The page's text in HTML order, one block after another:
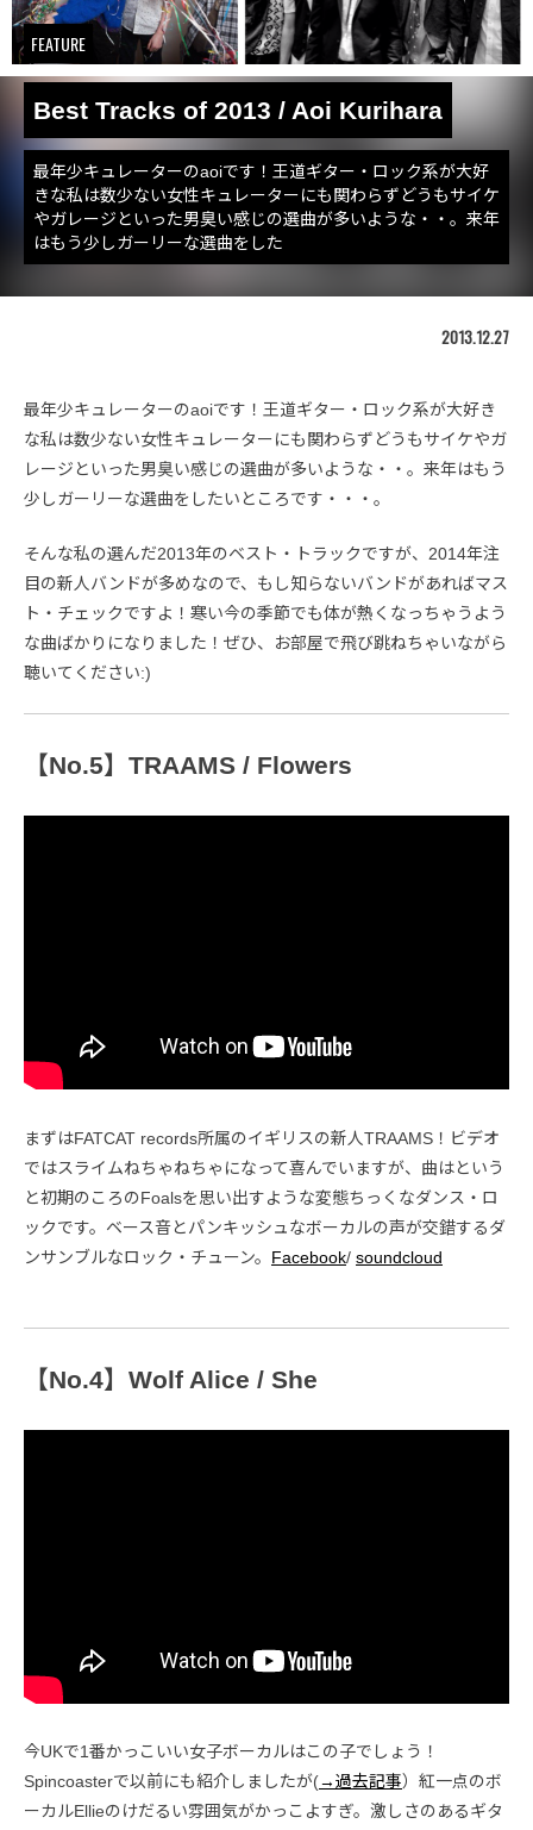
FEATURE
Best Tracks of 2013 / Aoi Kurihara
最年少キュレーターのaoiです！王道ギター・ロック系が大好
きな私は数少ない女性キュレーターにも関わらずどうもサイケ
やガレージといった男臭い感じの選曲が多いような・・。来年
はもう少しガーリーな選曲をした
2013.12.27
最年少キュレーターのaoiです！王道ギター・ロック系が大好き
な私は数少ない女性キュレーターにも関わらずどうもサイケやガ
レージといった男臭い感じの選曲が多いような・・。来年はもう
少しガーリーな選曲をしたいところです・・・。
そんな私の選んだ2013年のベスト・トラックですが、2014年注
目の新人バンドが多めなので、もし知らないバンドがあればマス
ト・チェックですよ！寒い今の季節でも体が熱くなっちゃうよう
な曲ばかりになりました！ぜひ、お部屋で飛び跳ねちゃいながら
聴いてください:)
【No.5】TRAAMS / Flowers
まずはFATCAT records所属のイギリスの新人TRAAMS！ビデオ
ではスライムねちゃねちゃになって喜んでいますが、曲はという
と初期のころのFoalsを思い出すような変態ちっくなダンス・ロ
ックです。ベース音とパンキッシュなボーカルの声が交錯するダ
ンサンブルなロック・チューン。 Facebook/ soundcloud
【No.4】Wolf Alice / She
今UKで1番かっこいい女子ボーカルはこの子でしょう！
Spincoasterで以前にも紹介しましたが(→過去記事）紅一点のボ
ーカルEllieのけだるい雰囲気がかっこよすぎ。激しさのあるギタ